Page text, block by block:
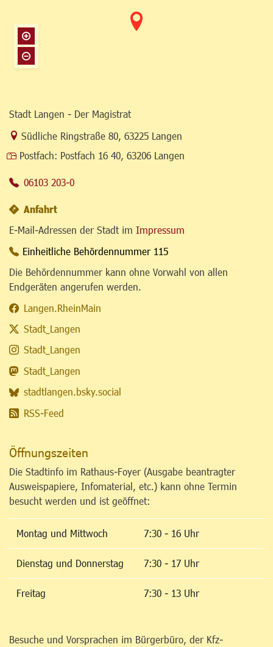
Stadt Langen - Der Magistrat
Link zur Google-Maps Navigation
Südliche Ringstraße 80, 63225 Langen
Postfach: Postfach 16 40, 63206 Langen
06103 203-0
Anfahrt
E-Mail-Adressen der Stadt im Impressum
Einheitliche Behördennummer 115
Die Behördennummer kann ohne Vorwahl von allen
Endgeräten angerufen werden.
Langen.RheinMain
Stadt_Langen
Stadt_Langen
Stadt_Langen
stadtlangen.bsky.social
RSS-Feed
Öffnungszeiten
Die Stadtinfo im Rathaus-Foyer (Ausgabe beantragter
Ausweispapiere, Infomaterial, etc.) kann ohne Termin
besucht werden und ist geöffnet:
Montag und Mittwoch 7:30 - 16 Uhr
Dienstag und Donnerstag 7:30 - 17 Uhr
Freitag 7:30 - 13 Uhr
Besuche und Vorsprachen im Bürgerbüro, der Kfz-